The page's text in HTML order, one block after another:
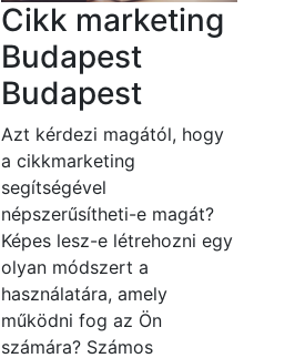
Cikk marketing
Budapest
Budapest
Azt kérdezi magától, hogy
a cikkmarketing
segítségével
népszerűsítheti-e magát?
Képes lesz-e létrehozni egy
olyan módszert a
használatára, amely
működni fog az Ön
számára? Számos